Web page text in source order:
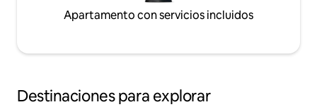
Apartamento con servicios incluidos
Destinaciones para explorar